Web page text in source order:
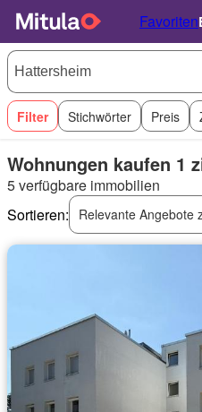
Favoriten
Filter Stichwörter Preis
Wohnungen kaufen 1
5 verfügbare immobilien
Sortieren:
Relevante Angebote